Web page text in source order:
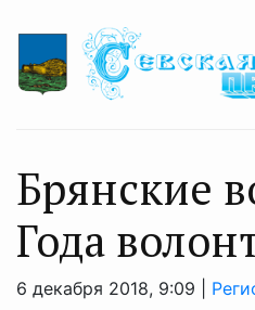
Брянские
Года
6 декабря 2018, 9:09 |